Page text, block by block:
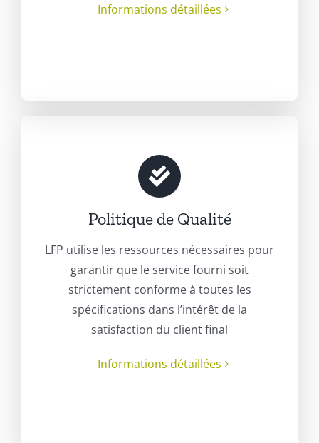
Informations détaillées
Politique de Qualité
LFP utilise les ressources nécessaires pour
garantir que le service fourni soit
strictement conforme à toutes les
spécifications dans l’intérêt de la
satisfaction du client final
Informations détaillées